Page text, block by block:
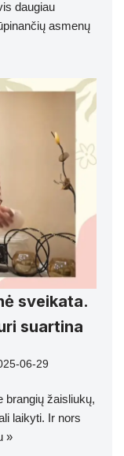
daugiau
asmenų
sveikata.
suartina
06-29
brangių žaisliukų,
laikyti. Ir nors
»